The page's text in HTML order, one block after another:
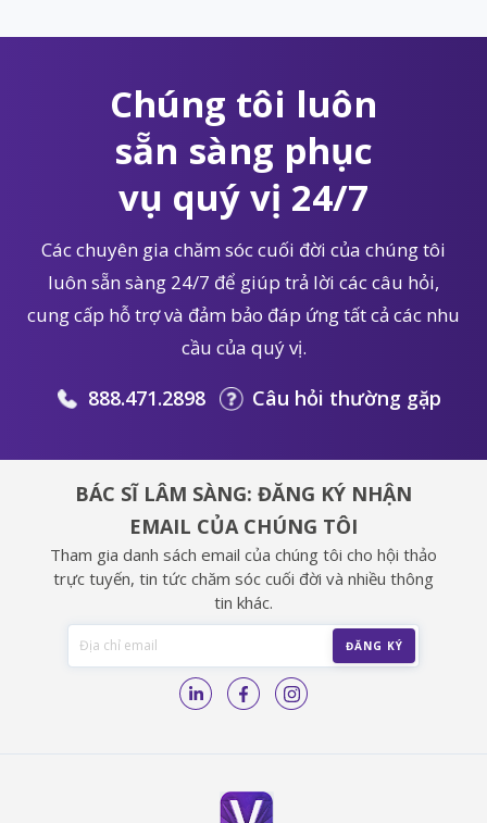
Chúng tôi luôn
sẵn sàng phục
vụ quý vị 24/7
Các chuyên gia chăm sóc cuối đời của chúng tôi
luôn sẵn sàng 24/7 để giúp trả lời các câu hỏi,
cung cấp hỗ trợ và đảm bảo đáp ứng tất cả các nhu
cầu của quý vị.
888.471.2898 Câu hỏi thường gặp
BÁC SĨ LÂM SÀNG: ĐĂNG KÝ NHẬN
EMAIL CỦA CHÚNG TÔI
Tham gia danh sách email của chúng tôi cho hội thảo
trực tuyến, tin tức chăm sóc cuối đời và nhiều thông
tin khác.